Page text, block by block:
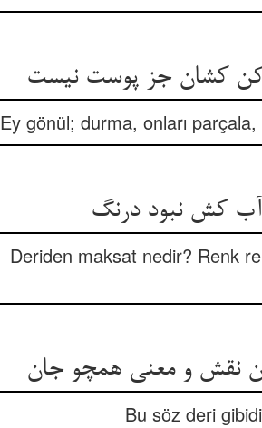
Ey gönül; durma, onları
Deriden maksat nedir? Renk
Bu söz deri